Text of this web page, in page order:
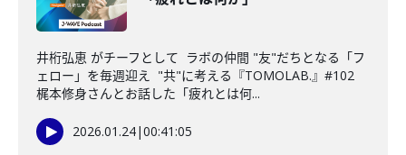
井桁弘恵 がチーフとして ラボの仲間 "友"だちとなる「フ
ェロー」を毎週迎え "共"に考える『TOMOLAB.』#102
梶本修身さんとお話した「疲れとは何...
2026.01.24|00:41:05